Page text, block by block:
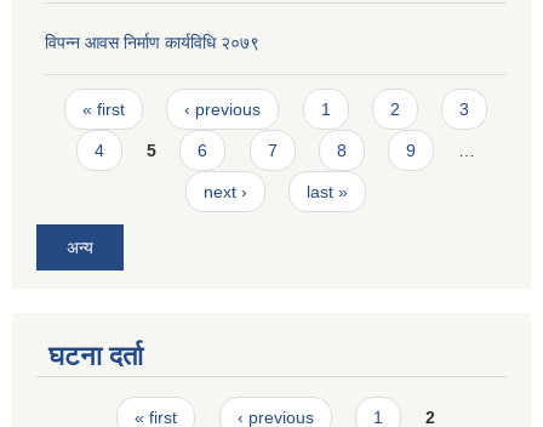
विपन्न आवस निर्माण कार्यविधि २०७९
Pages
« first ‹ previous 1 2 3
4 5 6 7 8 9
next › last »
अन्य
घटना दर्ता
Pages« first ‹ previous 1 2